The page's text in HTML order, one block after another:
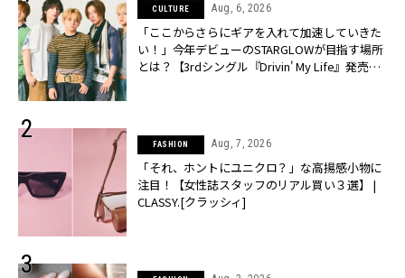
CULTURE Aug, 6, 2026
「ここからさらにギアを入れて加速していきた
い！」今年デビューのSTARGLOWが目指す場所
とは？【3rdシングル『Drivin' My Life』発売】 |
FASHION Aug, 7, 2026
「それ、ホントにユニクロ？」な高揚感小物に
注目！【女性誌スタッフのリアル買い３選】 |
CLASSY.[クラッシィ]